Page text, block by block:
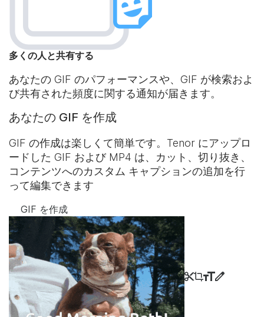
多くの人と共有する
あなたの GIF のパフォーマンスや、GIF が検索およ
び共有された頻度に関する通知が届きます。
あなたの GIF を作成
GIF の作成は楽しくて簡単です。Tenor にアップロ
ードした GIF および MP4 は、カット、切り抜き、
コンテンツへのカスタム キャプションの追加を行
って編集できます
GIF を作成